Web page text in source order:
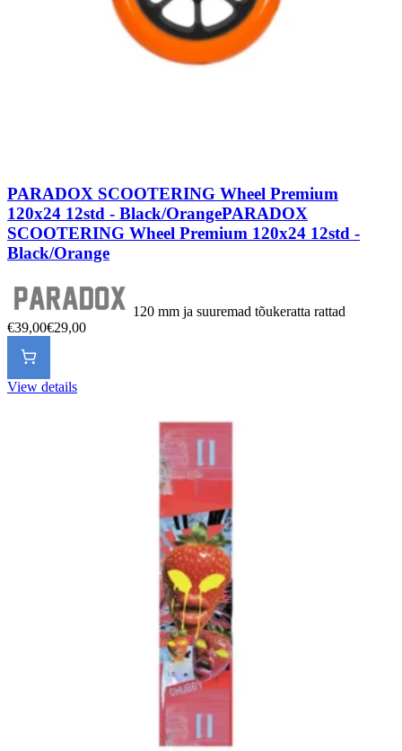
PARADOX SCOOTERING Wheel Premium
120x24 12std - Black/OrangePARADOX
SCOOTERING Wheel Premium 120x24 12std -
Black/Orange
120 mm ja suuremad tõukeratta rattad
€39,00€29,00
View details